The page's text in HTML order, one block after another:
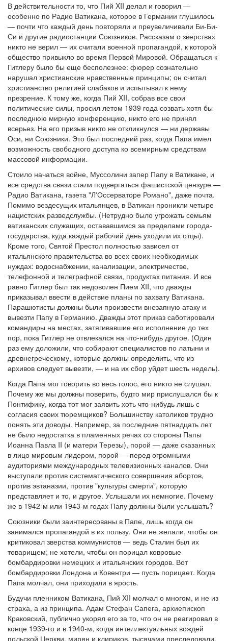
В действительности то, что Пий XII делал и говорил —
особенно по Радио Ватикана, которое в Германии глушилось
— почти что каждый день повторяли и преувеличивали Би-Би-
Си и другие радиостанции Союзников. Рассказам о зверствах
никто не верил — их считали военной пропагандой, к которой
общество привыкло во время Первой Мировой. Обращаться к
Гитлеру было бы еще бесполезнее: фюрер сознательно
нарушал христианские нравственные принципы; он считал
христианство религией слабаков и испытывал к нему
презрение. К тому же, когда Пий XII, собрав все свои
политические силы, просил летом 1939 года созвать хотя бы
последнюю мирную конференцию, никто его не принял
всерьез. На его призыв никто не откликнулся — ни державы
Оси, ни Союзники. Это был последний раз, когда Папа имел
возможность свободного доступа ко всемирным средствам
массовой информации.
Стоило начаться войне, Муссолини запер Папу в Ватикане, и
все средства связи стали подвергаться фашистской цензуре —
Радио Ватикана, газета "Л'Оссерваторе Романо", даже почта.
Помимо вездесущих итальянцев, в Ватикан проникли четыре
нацистских разведслужбы. (Нетрудно было угрожать семьям
ватиканских служащих, остававшимся за пределами города-
государства, куда каждый рабочий день уходили их отцы).
Кроме того, Святой Престол полностью зависел от
итальянского правительства во всех своих необходимых
нуждах: водоснабжении, канализации, электричестве,
телефонной и телеграфной связи, продуктах питания. И все
равно Гитлер был так недоволен Пием XII, что дважды
приказывал ввести в действие планы по захвату Ватикана.
Парашютисты должны были произвести внезапную атаку и
вывезти Папу в Германию. Дважды этот приказ саботировали
командиры на местах, затягивавшие его исполнение до тех
пор, пока Гитлер не отвлекался на что-нибудь другое. (Один
раз ему доложили, что собирают специалистов по латыни и
древнегреческому, которые должны определить, что из
архивов следует вывезти, — и на их сбор уйдет шесть недель).
Когда Папа мог говорить во весь голос, его никто не слушал.
Почему же мы должны поверить, будто мир прислушался бы к
Понтифику, когда тот мог заявить хоть что-нибудь лишь с
согласия своих тюремщиков? Большинству католиков трудно
понять эти доводы. Например, за последние пятнадцать лет
не было недостатка в пламенных речах со стороны Папы
Иоанна Павла II (и матери Терезы), порой — даже сказанных
в лицо мировым лидером, порой — перед огромными
аудиториями международных телевизионных каналов. Они
выступали против систематического совершения абортов,
против эвтаназии, против "культуры смерти", которую
представляет и то, и другое. Услышали их немногие. Почему
же в 1942-м или 1943-м годах Папу должны были услышать?
Союзники были заинтересованы в Папе, лишь когда он
занимался пропагандой в их пользу. Они не желали, чтобы он
критиковал зверства коммунистов — ведь Сталин был их
товарищем; не хотели, чтобы он порицал ковровые
бомбардировки немецких и итальянских городов. Вот
бомбардировки Лондона и Ковентри — пусть порицает. Когда
Папа молчал, они приходили в ярость.
Будучи пленником Ватикана, Пий XII молчал о многом, и не из
страха, а из принципа. Адам Стефан Сапега, архиепископ
Краковский, публично укорял его за то, что он не реагировал в
конце 1939-го и в 1940-м, когда интеллектуальных вождей
польской Церкви, мирян и клириков, тысячами преследовали,